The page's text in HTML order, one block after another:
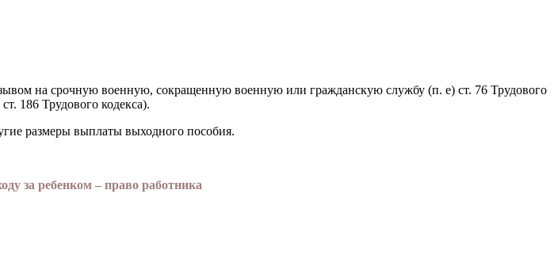
на срочную военную, сокра­щенную военную или гражданскую службу (п. e) ст. 76 Трудового
186 Трудового кодекса).
размеры выплаты выходного пособия.
за ребенком – право работника